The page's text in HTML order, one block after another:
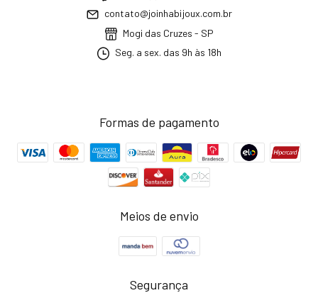
contato@joinhabijoux.com.br
Mogi das Cruzes - SP
Seg. a sex. das 9h às 18h
Formas de pagamento
Meios de envio
Segurança